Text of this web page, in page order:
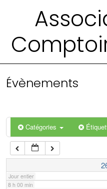
Évènements
Catégories
Jour entier
4 h 00 min
6 h 00 min
7 h 00 min
8 h 00 min